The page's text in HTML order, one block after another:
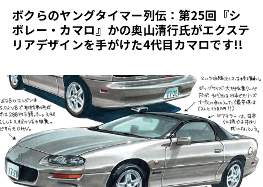
ボクらのヤングタイマー列伝：第25回『シ
ボレー・カマロ』かの奥山清行氏がエクステ
リアデザインを手がけた4代目カマロです!!